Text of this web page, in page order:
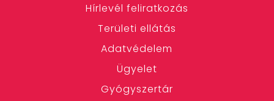
Hírlevél feliratkozás
Területi ellátás
Adatvédelem
Ügyelet
Gyógyszertár